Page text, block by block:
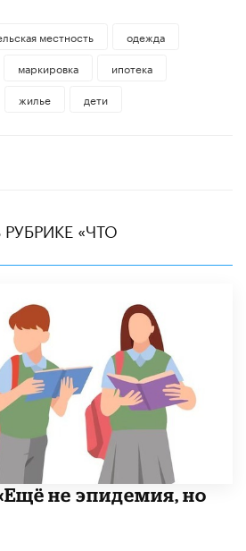
местность
одежда
маркировка
ипотека
жилье дети
«ЧТО
не эпидемия, но